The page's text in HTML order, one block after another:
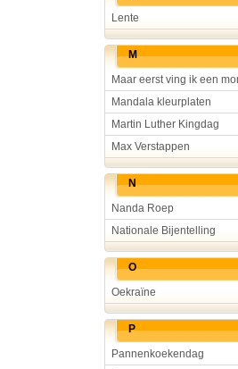
Lente
M
Maar eerst ving ik een
Mandala kleurplaten
Martin Luther Kingdag
Max Verstappen
N
Nanda Roep
Nationale Bijentelling
O
Oekraïne
P
Pannenkoekendag